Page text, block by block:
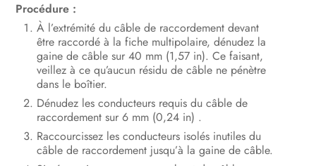
Procédure :
À l’extrémité du câble de raccordement devant
être raccordé à la fiche multipolaire, dénudez la
gaine de câble sur 40 mm (1,57 in). Ce faisant,
veillez à ce qu’aucun résidu de câble ne pénètre
dans le boîtier.
Dénudez les conducteurs requis du câble de
raccordement sur 6 mm (0,24 in) .
Raccourcissez les conducteurs isolés inutiles du
câble de raccordement jusqu’à la gaine de câble.
Mise en service
Utilisation
Recherche d’erreurs
Mise hors service du produit
Caractéristiques techniques
Accessoires